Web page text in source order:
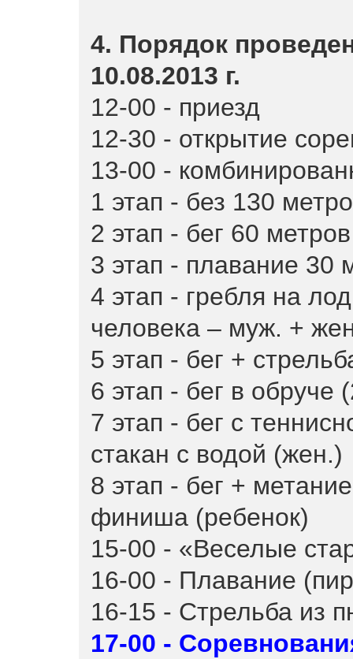
4. Порядок
10.08.2013 г.
12-00 - приезд
12-30 - открытие
13-00 -
1 этап - без 130
2 этап - бег 60
3 этап - плавание 30
4 этап - гребля на
человека – муж. +
5 этап - бег +
6 этап - бег в
7 этап - бег с
стакан с водой (жен.)
8 этап - бег +
финиша (ребенок)
15-00 - «Веселые
16-00 - Плавание
16-15 - Стрельба из
17-00 -